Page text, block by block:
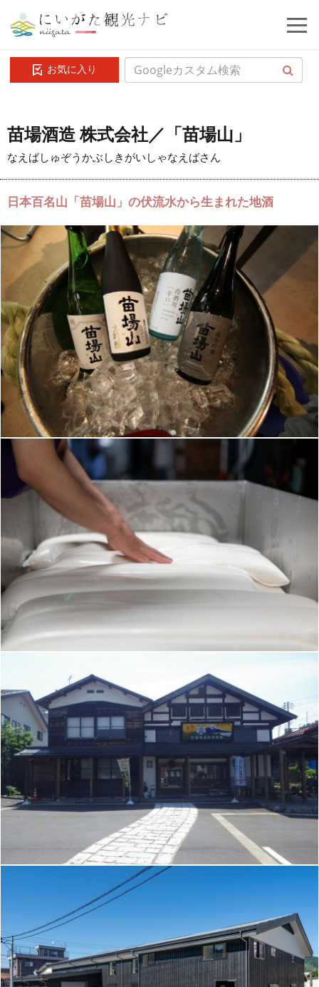
お気に入り
苗場酒造 株式会社／「苗場山」
なえばしゅぞうかぶしきがいしゃなえばさん
日本百名山「苗場山」の伏流水から生まれた地酒